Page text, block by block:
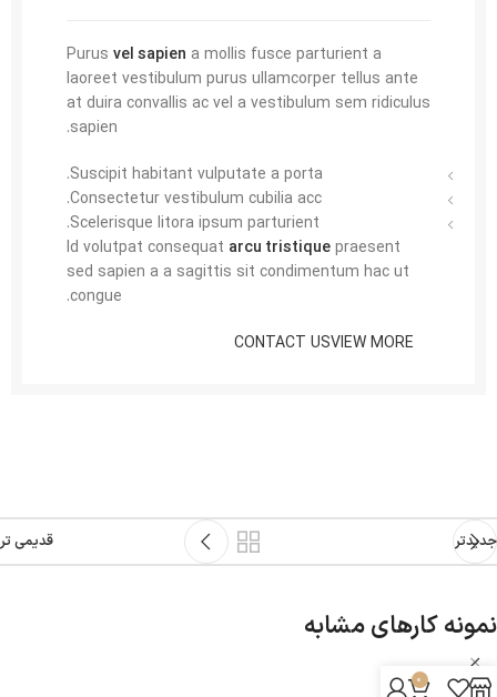
Purus vel sapien a mollis fusce parturient a
laoreet vestibulum purus ullamcorper tellus ante
at duira convallis ac vel a vestibulum sem ridiculus
sapien.
Suscipit habitant vulputate a porta.
Consectetur vestibulum cubilia acc.
Scelerisque litora ipsum parturient.
Id volutpat consequat arcu tristiquepraesent
sed sapien a a sagittis sit condimentum hac ut
congue.
VIEW MORE
CONTACT US
جدیدتر قدیمی تر
نمونه کارهای مشابه
0